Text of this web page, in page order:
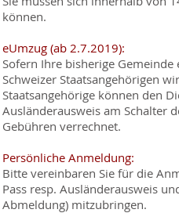
können.
eUmzug (ab 2.7.2019):
Sofern Ihre bisherige
Schweizer Staatsangehörigen
Staatsangehörige können den
Ausländerausweis am Schalter
Gebühren verrechnet.
Persönliche Anmeldung:
Bitte vereinbaren Sie für die
Pass resp. Ausländerausweis
Abmeldung) mitzubringen.